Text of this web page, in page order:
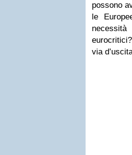
possono
le
via